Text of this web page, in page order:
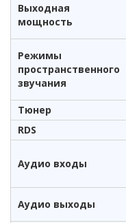
Выходная
мощность
Режимы
пространственного
звучания
Тюнер
RDS
Аудио входы
Аудио выходы